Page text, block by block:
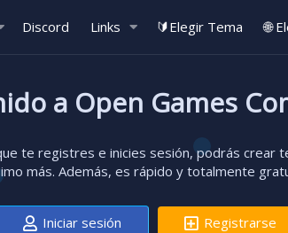
Discord Links 🔰Elegir Tema 🌐
a Open Games
te registres e inicies sesión, podrás
más. Además, es rápido y totalmente
Iniciar sesión Registrarse